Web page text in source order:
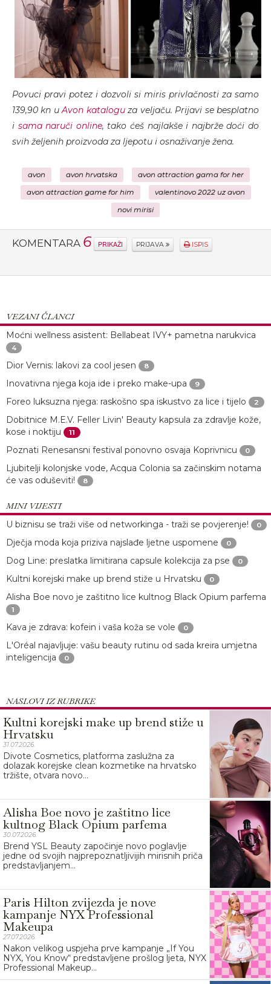
Povuci pravi potez i dozvoli si miris privlačnosti za samo
139,90 kn uAvon kataloguza veljaču. Prijavi se besplatno
i sama naruči online, tako ćeš najlakše i najbrže doći do
svih željenih proizvoda za ljepotu i osnaživanje žena.
avon avon hrvatska avon attraction gama for her
avon attraction game for him valentinovo 2022 uz avon
novi mirisi
KOMENTARA 6 PRIKAŽI PRIJAVA ISPIS
VEZANI ČLANCI
Moćni wellness asistent: Bellabeat IVY+ pametna narukvica
4
Dior Vernis: lakovi za cool jesen 8
Inovativna njega koja ide i preko make-upa 9
Foreo luksuzna njega: raskošno spa iskustvo za lice i tijelo 2
Dobitnice M.E.V. Feller Livin' Beauty kapsula za zdravlje kože,
kose i noktiju
11
Poznati Renesansni festival ponovno osvaja Koprivnicu 0
Ljubitelji kolonjske vode, Acqua Colonia sa začinskim notama
će vas oduševiti!
8
MINI VIJESTI
U biznisu se traži više od networkinga - traži se povjerenje!
0
Dječja moda koja priziva najslađe ljetne uspomene 0
Dog Line: preslatka limitirana capsule kolekcija za pse 0
Kultni korejski make up brend stiže u Hrvatsku 0
Alisha Boe novo je zaštitno lice kultnog Black Opium parfema
1
Kava je zdrava: kofein i vaša koža se vole 0
L'Oréal najavljuje: vašu beauty rutinu od sada kreira umjetna
inteligencija
0
NASLOVI IZ RUBRIKE
Kultni korejski make up brend stiže u
Hrvatsku
31.07.2026.
Divote Cosmetics, platforma zaslužna za
dolazak korejske clean kozmetike na hrvatsko
tržište, otvara novo...
Alisha Boe novo je zaštitno lice
kultnog Black Opium parfema
30.07.2026.
Brend YSL Beauty započinje novo poglavlje
jedne od svojih najprepoznatljivijih mirisnih priča
predstavljanjem...
Paris Hilton zvijezda je nove
kampanje NYX Professional
Makeupa
27.07.2026.
Nakon velikog uspjeha prve kampanje „If You
NYX, You Know“ predstavljene prošlog ljeta, NYX
Professional Makeup...